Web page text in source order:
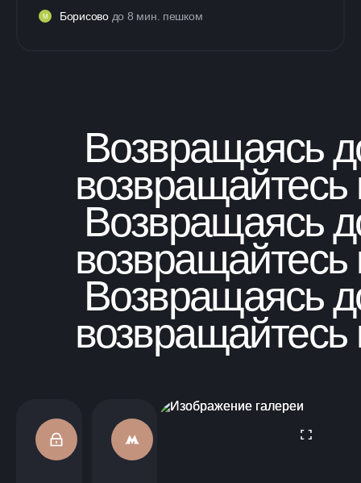
М Борисово до 8 мин. пешком
Возвращаясь
возвращайтесь
Возвращаясь
возвращайтесь
Возвращаясь
возвращайтесь